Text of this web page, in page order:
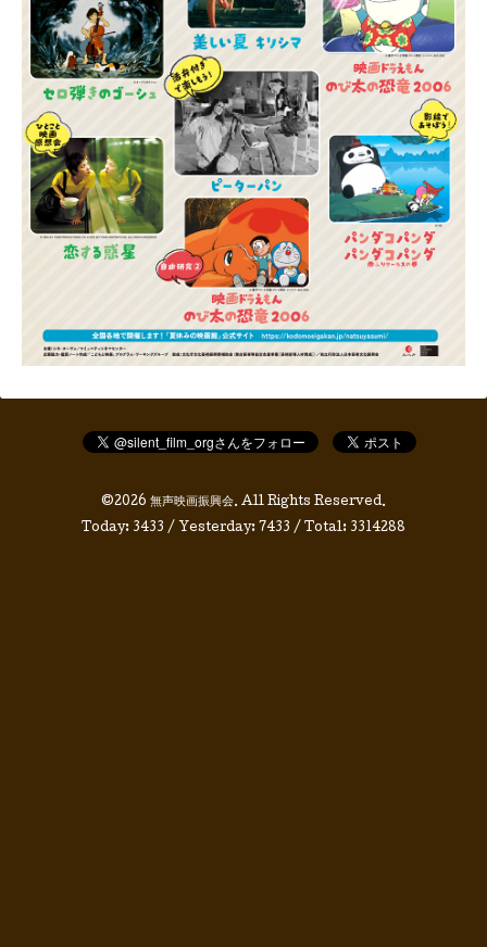
©2026 無声映画振興会. All Rights Reserved.
Today: 3433 / Yesterday: 7433 / Total: 3314288